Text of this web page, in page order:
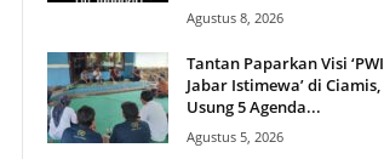
Agustus 8, 2026
Tantan Paparkan Visi ‘PWI
Jabar Istimewa’ di Ciamis,
Usung 5 Agenda...
Agustus 5, 2026